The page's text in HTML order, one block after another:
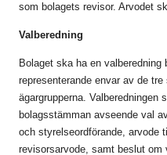
som bolagets revisor. Arvodet
Valberedning
Bolaget ska ha en valberedning
representerande envar av de
ägargrupperna. Valberedningen
bolagsstämman avseende val
och styrelseordförande, arvode
revisorsarvode, samt beslut om